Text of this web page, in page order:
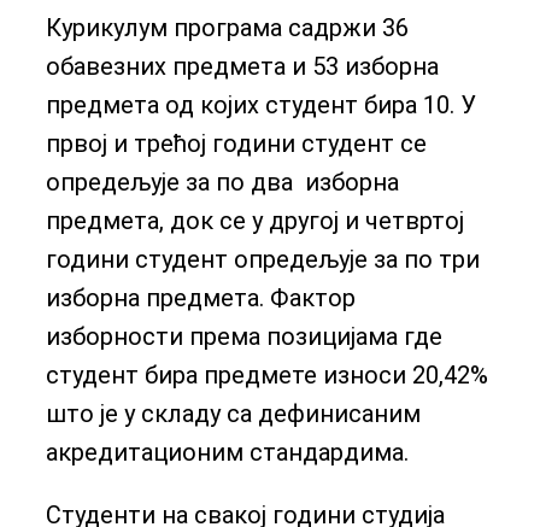
Курикулум програма садржи 36
обавезних предмета и 53 изборна
предмета од којих студент бира 10. У
првој и трећој години студент се
опредељује за по два изборна
предмета, док се у другој и четвртој
години студент опредељује за по три
изборна предмета. Фактор
изборности према позицијама где
студент бира предмете износи 20,42%
што је у складу са дефинисаним
акредитационим стандардима.
Студенти на свакој години студија